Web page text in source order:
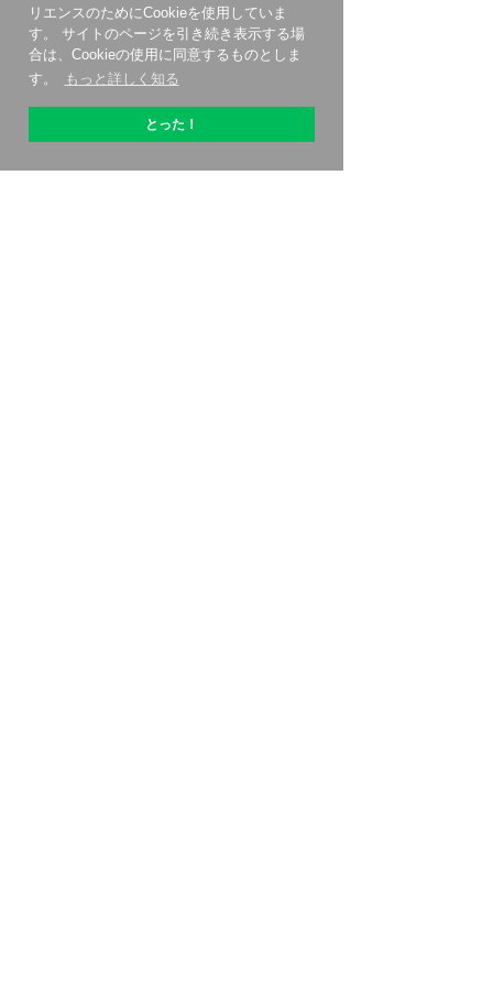
リエンスのためにCookieを使用していま
す。 サイトのページを引き続き表示する場
合は、Cookieの使用に同意するものとしま
す。
もっと詳しく知る
とった！